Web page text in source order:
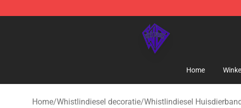
WhistlinDiesel Shop - Official WhistlinDiesel Merchandise
Home Winkel
Home/Whistlindiesel decoratie/Whistlindiesel